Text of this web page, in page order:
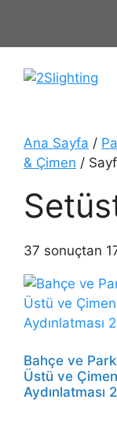
Ana Sayfa /
& Çimen /
37 sonuçtan
Bahçe ve
Üstü ve Çimen
Aydınlatması